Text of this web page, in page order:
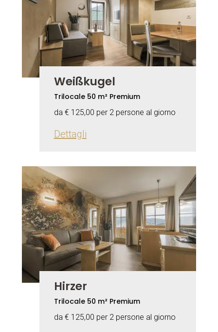
Weißkugel
Trilocale 50 m² Premium
da € 125,00 per 2 persone al giorno
Dettagli
Hirzer
Trilocale 50 m² Premium
da € 125,00 per 2 persone al giorno